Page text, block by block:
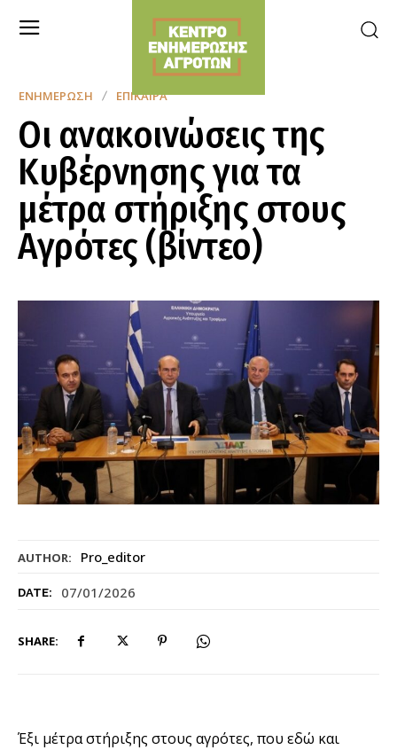
AUTHOR: Pro_editor
DATE: 07/01/2026
SHARE:
ΕΝΗΜΈΡΩΣΗ ΕΠΊΚΑΙΡΑ
Οι ανακοινώσεις της
Κυβέρνησης για τα
μέτρα στήριξης στους
Αγρότες (βίντεο)
Έξι μέτρα στήριξης στους αγρότες, που εδώ και